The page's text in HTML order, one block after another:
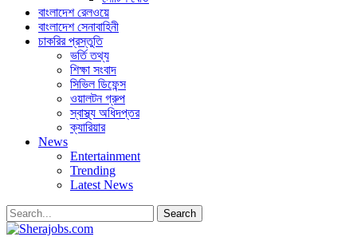
বাংলাদেশ রেলওয়ে
বাংলাদেশ সেনাবাহিনী
চাকরির প্রস্তুতি
ভর্তি তথ্য
শিক্ষা সংবাদ
সিভিল ডিফেন্স
ওয়ালটন গ্রুপ
স্বাস্থ্য অধিদপ্তর
ক্যারিয়ার
News
Entertainment
Trending
Latest News